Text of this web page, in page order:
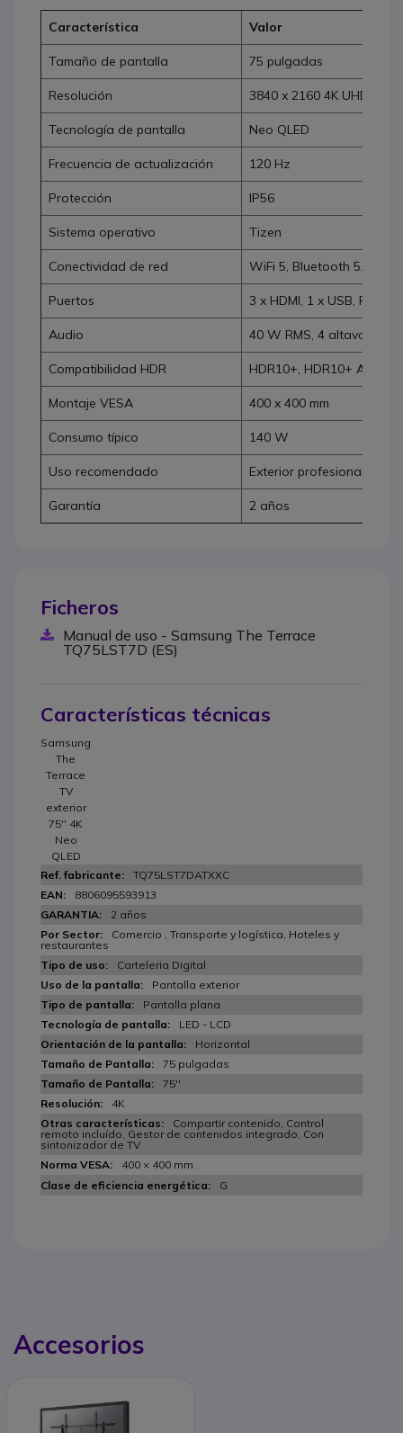
Característica Valor
Tamaño de pantalla 75 pulgadas
Resolución 3840 x 2160 4K UHD
Tecnología de pantalla Neo QLED
Frecuencia de actualización 120 Hz
Protección IP56
Sistema operativo Tizen
Conectividad de red WiFi 5, Bluetooth 5.2,
Puertos 3 x HDMI, 1 x USB, RJ45,
Audio 40 W RMS, 4 altavoces
Compatibilidad HDR HDR10+, HDR10+
Montaje VESA 400 x 400 mm
Consumo típico 140 W
Uso recomendado Exterior profesional
Garantía 2 años
Ficheros
Manual de uso - Samsung The Terrace
TQ75LST7D (ES)
Características técnicas
Samsung
The
Terrace
TV
exterior
75'' 4K
Neo
QLED
TQ75LST7DATXXC
8806095593913
2 años
Comercio , Transporte y logística, Hoteles y
restaurantes
Carteleria Digital
Pantalla exterior
Pantalla plana
LED - LCD
Horizontal
75 pulgadas
75''
4K
Compartir contenido, Control
remoto incluído, Gestor de contenidos integrado, Con
sintonizador de TV
400 × 400 mm
G
Accesorios